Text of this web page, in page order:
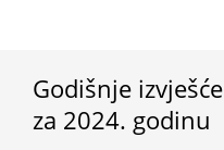
Godišnje izvješće
za 2024. godinu